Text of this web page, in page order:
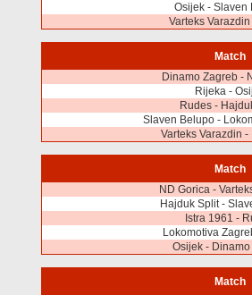
Osijek - Slaven
Varteks
Match
Dinamo Zagreb -
Rijeka -
Rudes -
Slaven Belupo -
Varteks Varazdin -
Match
ND Gorica -
Hajduk Split -
Istra 1961 -
Lokomotiva
Osijek -
Match